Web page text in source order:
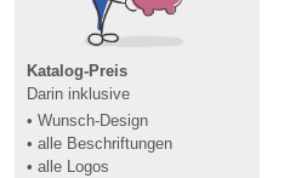
Katalog-Preis
Darin inklusive
• Wunsch-Design
• alle Beschriftungen
• alle Logos